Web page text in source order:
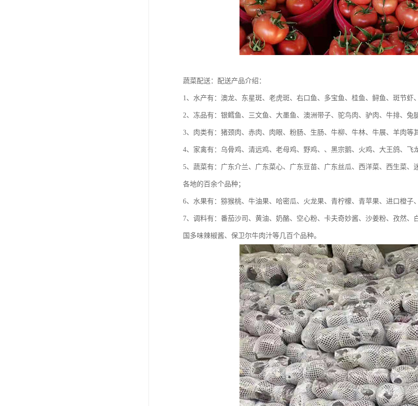
蔬菜配送：配送产品介绍：
1、水产有：澳龙、东星斑、老虎斑、右口鱼、多宝鱼、桂鱼、鲟鱼、斑节虾
2、冻品有：银鳕鱼、三文鱼、大墨鱼、澳洲带子、驼鸟肉、驴肉、牛排、兔
3、肉类有：猪颈肉、赤肉、肉眼、粉肠、生肠、牛柳、牛林、牛展、羊肉等
4、家禽有：乌骨鸡、清远鸡、老母鸡、野鸡、、黑宗鹅、火鸡、大王鸽、飞
5、蔬菜有：广东介兰、广东菜心、广东豆苗、广东丝瓜、西洋菜、西生菜
各地的百余个品种；
6、水果有：猕猴桃、牛油果、哈密瓜、火龙果、青柠檬、青苹果、进口橙子
7、调料有：番茄沙司、黄油、奶酪、空心粉、卡夫奇妙酱、沙姜粉、孜然
国多味辣椒酱、保卫尔牛肉汁等几百个品种。